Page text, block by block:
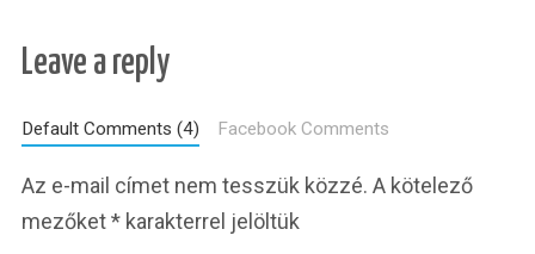
Leave a reply
Default Comments (4) Facebook Comments
Az e-mail címet nem tesszük közzé. A kötelező
mezőket* karakterrel jelöltük